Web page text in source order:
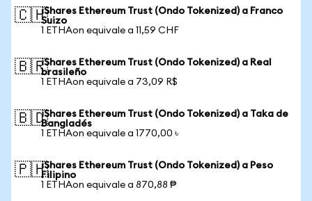
🇨🇭iShares Ethereum Trust (Ondo Tokenized) a Franco
Suizo
1 ETHAon equivale a 11,59 CHF
🇧🇷iShares Ethereum Trust (Ondo Tokenized) a Real
brasileño
1 ETHAon equivale a 73,09 R$
🇧🇩iShares Ethereum Trust (Ondo Tokenized) a Taka de
Bangladés
1 ETHAon equivale a 1770,00 ৳
🇵🇭iShares Ethereum Trust (Ondo Tokenized) a Peso
Filipino
1 ETHAon equivale a 870,88 ₱